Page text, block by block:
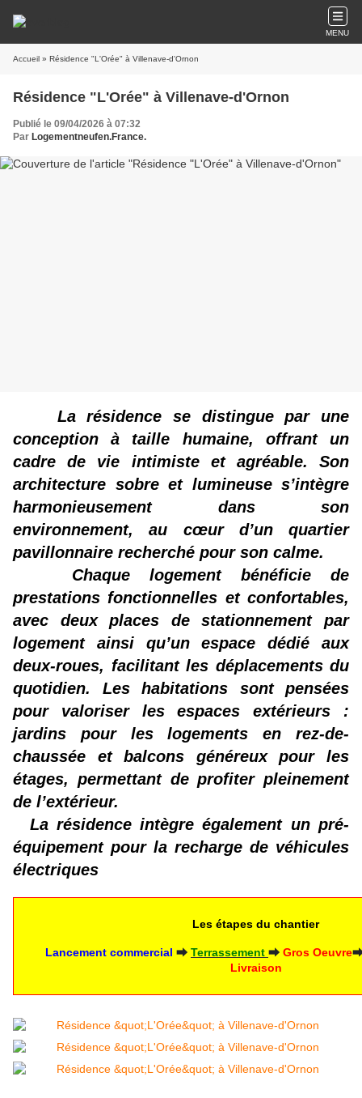
MENU
Accueil » Résidence "L'Orée" à Villenave-d'Ornon
Résidence "L'Orée" à Villenave-d'Ornon
Publié le 09/04/2026 à 07:32
Par Logementneufen.France.
La résidence se distingue par une
conception à taille humaine, offrant un
cadre de vie intimiste et agréable. Son
architecture sobre et lumineuse s’intègre
harmonieusement dans son
environnement, au cœur d’un quartier
pavillonnaire recherché pour son calme.
Chaque logement bénéficie de
prestations fonctionnelles et confortables,
avec deux places de stationnement par
logement ainsi qu’un espace dédié aux
deux-roues, facilitant les déplacements du
quotidien. Les habitations sont pensées
pour valoriser les espaces extérieurs :
jardins pour les logements en rez-de-
chaussée et balcons généreux pour les
étages, permettant de profiter pleinement
de l’extérieur.
La résidence intègre également un pré-
équipement pour la recharge de véhicules
électriques
Les étapes du chantier
Lancement commercial ⮕ Terrassement ⮕ Gros Oeuvre
Livraison